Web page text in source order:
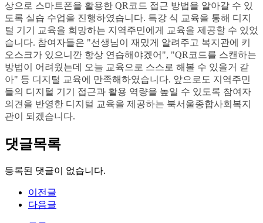
상으로 스마트폰을 활용한 QR코드 접근 방법을 알아갈 수 있
도록 실습 수업을 진행하였습니다. 특강 식 교육을 통해 디지
털 기기 교육을 희망하는 지역주민에게 교육을 제공할 수 있었
습니다. 참여자들은 "선생님이 재밌게 알려주고 복지관에 키
오스크가 있으니깐 항상 연습해야겠어", "QR코드를 스캔하는
방법이 어려웠는데 오늘 교육으로 스스로 해볼 수 있을거 같
아" 등 디지털 교육에 만족해하였습니다. 앞으로도 지역주민
들의 디지털 기기 접근과 활용 역량을 높일 수 있도록 참여자
의견을 반영한 디지털 교육을 제공하는 북서울종합사회복지
관이 되겠습니다.
댓글목록
등록된 댓글이 없습니다.
이전글
다음글